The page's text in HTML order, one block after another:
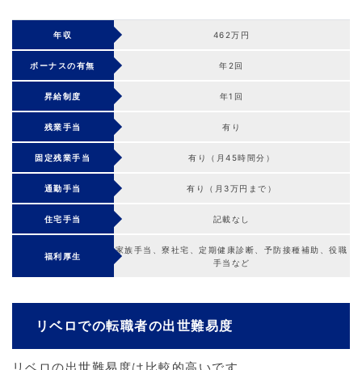
年収 462万円
ボーナスの有無 年2回
昇給制度 年1回
残業手当 有り
固定残業手当 有り（月45時間分）
通勤手当 有り（月3万円まで）
住宅手当 記載なし
福利厚生
家族手当、寮社宅、定期健康診断、予防接種補助、役職
手当など
リベロでの転職者の出世難易度